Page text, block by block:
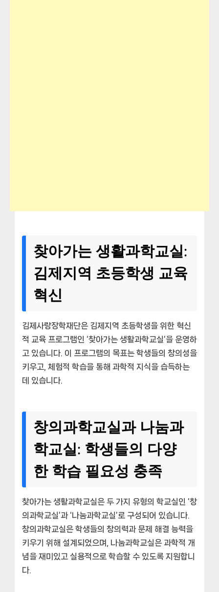
찾아가는 생활과학교실:
김제지역 초등학생 교육
혁신
김제사랑장학재단은 김제지역 초등학생을 위한 혁신
적 교육 프로그램인 ‘찾아가는 생활과학교실’을 운영하
고 있습니다. 이 프로그램의 목표는 학생들의 창의성을
키우고, 체험적 학습을 통해 과학적 지식을 습득하는
데 있습니다.
창의과학교실과 나눔과
학교실: 학생들의 다양
한 학습 필요성 충족
찾아가는 생활과학교실은 두 가지 유형의 학교실인 ‘창
의과학교실’과 ‘나눔과학교실’로 구성되어 있습니다.
창의과학교실은 학생들의 창의력과 문제 해결 능력을
키우기 위해 설계되었으며, 나눔과학교실은 과학적 개
념을 재미있고 실용적으로 학습할 수 있도록 지원합니
다.